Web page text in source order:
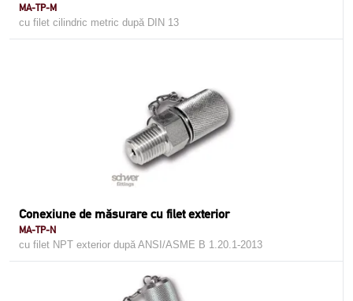
MA-TP-M
cu filet cilindric metric după DIN 13
Conexiune de măsurare cu filet exterior
MA-TP-N
cu filet NPT exterior după ANSI/ASME B 1.20.1-2013